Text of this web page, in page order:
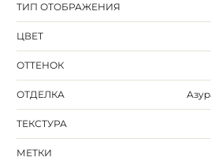
ТИП ОТОБРАЖЕНИЯ
ЦВЕТ
ОТТЕНОК
ОТДЕЛКА
ТЕКСТУРА
МЕТКИ